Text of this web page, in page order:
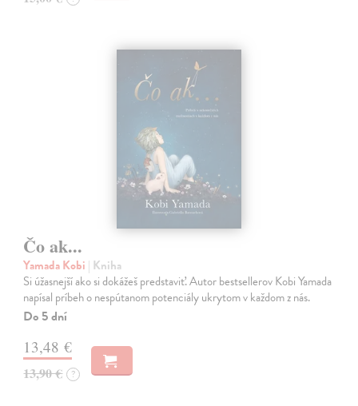
Čo ak...
Yamada Kobi | Kniha
Si úžasnejší ako si dokážeš predstaviť. Autor bestsellerov Kobi Yamada
napísal príbeh o nespútanom potenciály ukrytom v každom z nás.
Do 5 dní
13,48 €
13,90 € ?